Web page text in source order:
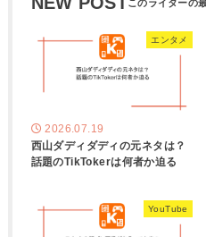
エンタメ
2026.07.19
西山ダディダディの元ネタは？
話題のTikTokerは何者か迫る
YouTube